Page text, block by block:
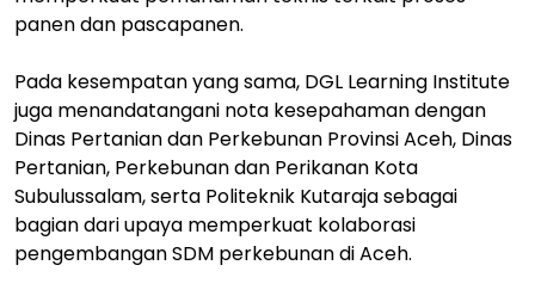
panen dan pascapanen.
Pada kesempatan yang sama, DGL Learning Institute
juga menandatangani nota kesepahaman dengan
Dinas Pertanian dan Perkebunan Provinsi Aceh, Dinas
Pertanian, Perkebunan dan Perikanan Kota
Subulussalam, serta Politeknik Kutaraja sebagai
bagian dari upaya memperkuat kolaborasi
pengembangan SDM perkebunan di Aceh.